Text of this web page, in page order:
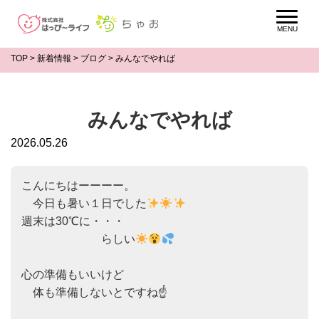
TOP > 新着情報 > ブログ > みんなでやれば
みんなでやれば
2026.05.26
こんにちはーーーー。
今日も暑い１日でした
週末は30℃に・・・
らしい
心の準備もいいけど
体も準備しないとですね☝